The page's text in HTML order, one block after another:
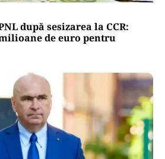
după sesizarea la CCR:
de euro pentru